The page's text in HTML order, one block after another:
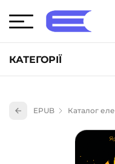
КАТЕГОРІЇ
Книги для дітей (836)
Книги для підлітків
Науково-популярна
EPUB Каталог